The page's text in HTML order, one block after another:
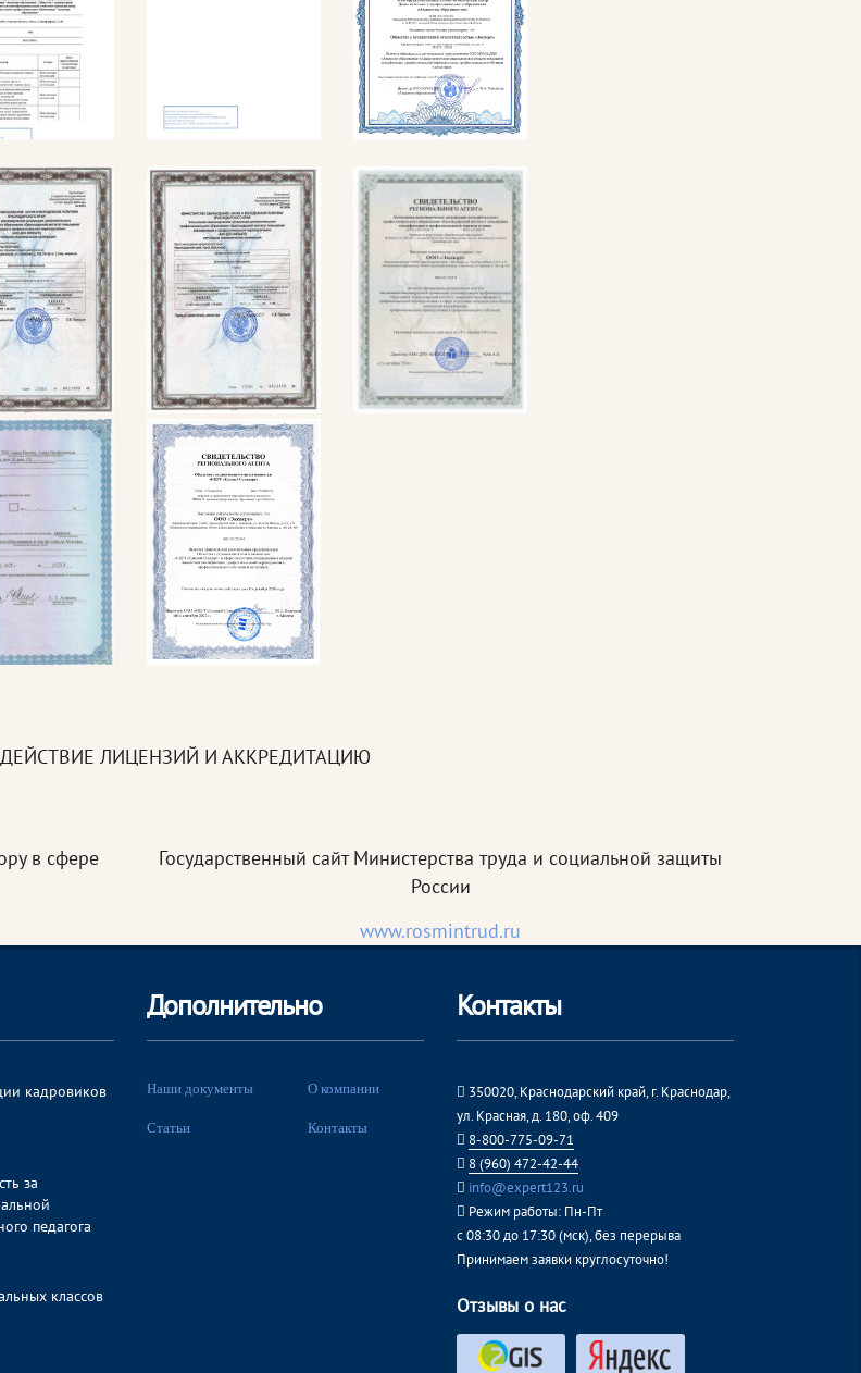
ЛИЦЕНЗИЙ И АККРЕДИТАЦИЮ
в сфере
Государственный сайт Министерства труда и социальной защиты
России
www.rosmintrud.ru
кадровиков
за
педагога
классов
Дополнительно
Наши документы О компании
Статьи Контакты
Контакты
350020, Краснодарский край, г. Краснодар,
ул. Красная, д. 180, оф. 409
8-800-775-09-71
8 (960) 472-42-44
info@expert123.ru
Режим работы: Пн-Пт
с 08:30 до 17:30 (мск), без перерыва
Принимаем заявки круглосуточно!
Отзывы о нас